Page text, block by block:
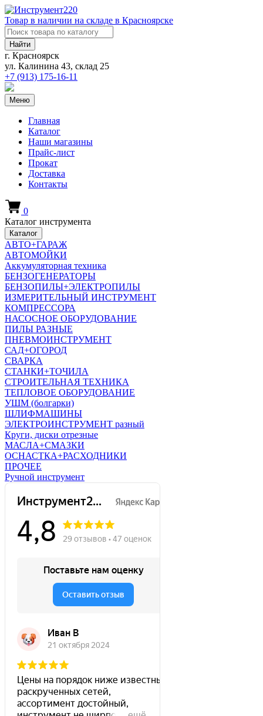
Товар в наличии на складе в Красноярске
Найти
г. Красноярск
ул. Калинина 43, склад 25
+7 (913) 175-16-11
Меню
Главная
Каталог
Наши магазины
Прайс-лист
Прокат
Доставка
Контакты
0
Каталог инструмента
Каталог
АВТО+ГАРАЖ
АВТОМОЙКИ
Аккумуляторная техника
БЕНЗОГЕНЕРАТОРЫ
БЕНЗОПИЛЫ+ЭЛЕКТРОПИЛЫ
ИЗМЕРИТЕЛЬНЫЙ ИНСТРУМЕНТ
КОМПРЕССОРА
НАСОСНОЕ ОБОРУДОВАНИЕ
ПИЛЫ РАЗНЫЕ
ПНЕВМОИНСТРУМЕНТ
САД+ОГОРОД
СВАРКА
СТАНКИ+ТОЧИЛА
СТРОИТЕЛЬНАЯ ТЕХНИКА
ТЕПЛОВОЕ ОБОРУДОВАНИЕ
УШМ (болгарки)
ШЛИФМАШИНЫ
ЭЛЕКТРОИНСТРУМЕНТ разный
Круги, диски отрезные
МАСЛА+СМАЗКИ
ОСНАСТКА+РАСХОДНИКИ
ПРОЧЕЕ
Ручной инструмент